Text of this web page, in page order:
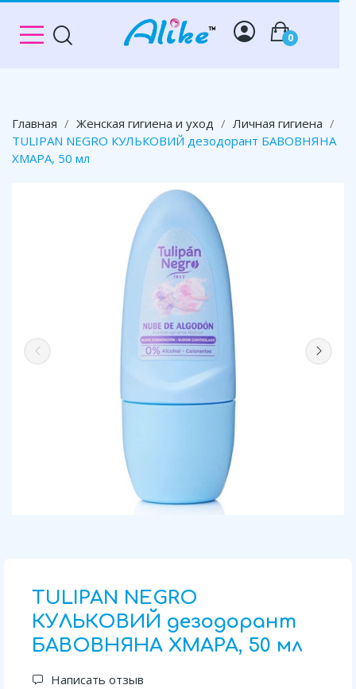
0
Главная Женская гигиена и уход
Личная гигиена
TULIPAN NEGRO КУЛЬКОВИЙ дезодорант БАВОВНЯНА
ХМАРА, 50 мл
TULIPAN NEGRO
КУЛЬКОВИЙ дезодорант
БАВОВНЯНА ХМАРА, 50 мл
Написать отзыв